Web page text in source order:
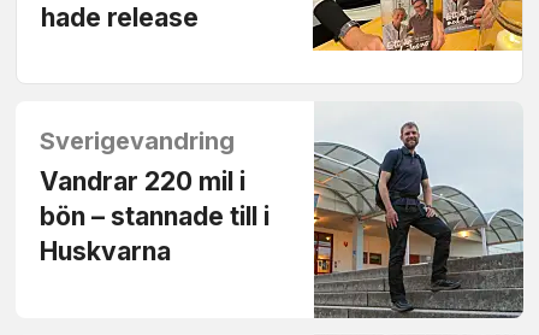
hade release
Sverigevandring
Vandrar 220 mil i
bön – stannade till i
Huskvarna